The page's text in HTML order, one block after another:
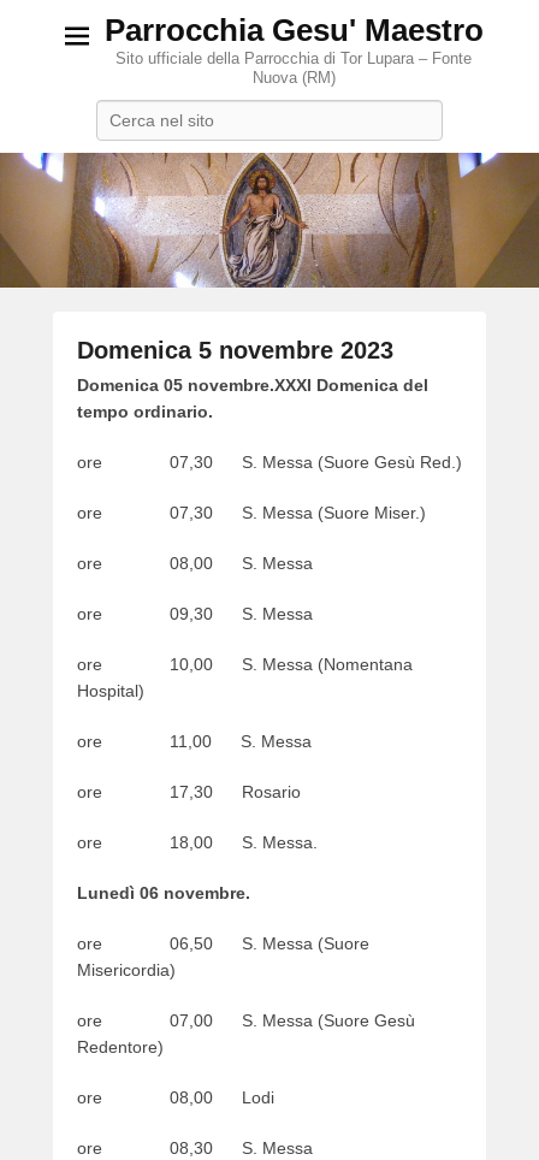
Parrocchia Gesu' Maestro
Sito ufficiale della Parrocchia di Tor Lupara – Fonte
Nuova (RM)
Domenica 5 novembre 2023
P
o
t
d
n
5
1
1
3
y
e
b
a
s
e
Domenica 05 novembre.XXXI Domenica del
tempo ordinario.
ore 07,30 S. Messa (Suore Gesù Red.)
ore 07,30 S. Messa (Suore Miser.)
ore 08,00 S. Messa
ore 09,30 S. Messa
ore 10,00 S. Messa (Nomentana
Hospital)
ore 11,00 S. Messa
ore 17,30 Rosario
ore 18,00 S. Messa.
Lunedì 06 novembre.
ore 06,50 S. Messa (Suore
Misericordia)
ore 07,00 S. Messa (Suore Gesù
Redentore)
ore 08,00 Lodi
ore 08,30 S. Messa